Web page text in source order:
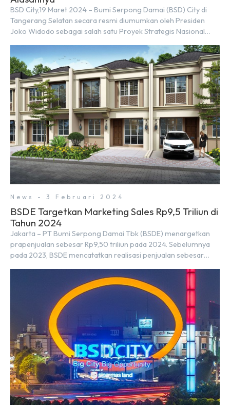
BSD City,19 Maret 2024 – Bumi Serpong Damai (BSD) City di
Tangerang Selatan secara resmi diumumkan oleh Presiden
Joko Widodo sebagai salah satu Proyek Strategis Nasional
Koordinator Bidang Perekonomian, Airlangga Hartarto, setelah
Rapat Terbatas (ratas) bersama Jokowi di Istana Kepresidenan
pada hari Senin, 18 Maret 2024. Selain […]
News - 3 Februari 2024
BSDE Targetkan Marketing Sales Rp9,5 Triliun di
Tahun 2024
Jakarta – PT Bumi Serpong Damai Tbk (BSDE) menargetkan
prapenjualan sebesar Rp9,50 triliun pada 2024. Sebelumnya
pada 2023, BSDE mencatatkan realisasi penjualan sebesar
Rp8,80 triliun. Menurut Direktur BSDE Hermawan Wijaya
menghadapi 2024, kondisi ekonomi global maupun nasional
dapat memengaruhi pertimbangan masyarakat untuk
membeli rumah maupun investasi di sektor […]